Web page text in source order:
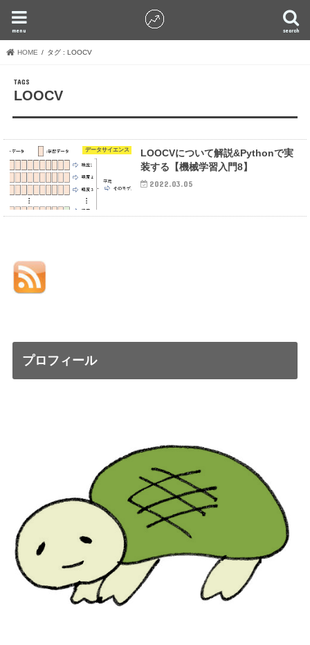
search
menu
HOME タグ : LOOCV
LOOCV
データサイエンス
LOOCVについて解説&Pythonで実
装する【機械学習入門8】
2022.03.05
プロフィール